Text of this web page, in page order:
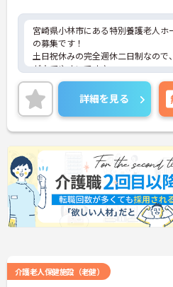
宮崎県小林市にある特別養護老人ホ
の募集です！
土日祝休みの完全週休二日制なので
が立てやすいです♪
残業はなく日勤のみで、遅くとも
できるなど、働きやすい環境が整っ
ご興味がある方はご面接のポイント
ので、お気軽にお問い合わせくださ
詳細を見る
介護老人保健施設（老健）